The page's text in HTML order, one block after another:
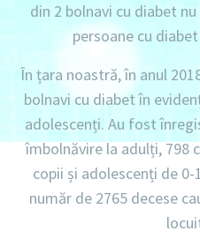
din 2 bolnavi cu diabet
persoane cu
În țara noastră, în anul
bolnavi cu diabet în
adolescenți. Au fost
îmbolnăvire la adulți, 798
copii și adolescenți de
număr de 2765 decese